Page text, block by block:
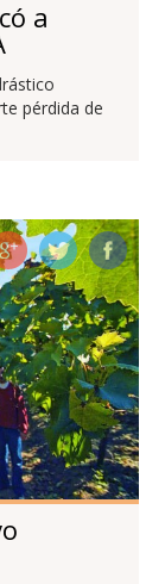
a
pérdida de